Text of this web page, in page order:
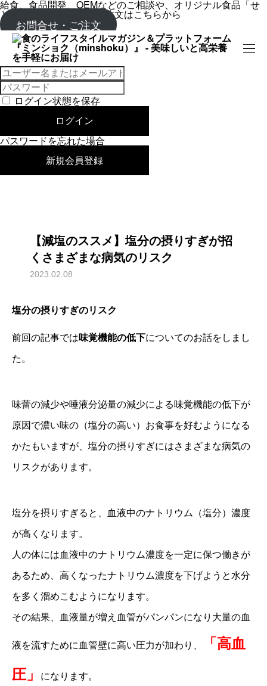
給食、食品開発、OEMなどのご相談や、オリジナル食品「せ
といろ」のお問合せ、ご注文はこちらから
お問合せ・ご注文
ログイン状態を保存
ログイン
パスワードを忘れた場合
新規会員登録
Magazine みんなの給食コラム
みんなの給食コラム
【減塩のススメ】塩分の摂りすぎが招
くさまざまな病気のリスク
2023.02.08
塩分の摂りすぎのリスク
前回の記事では味覚機能の低下についてのお話をしまし
た。
味蕾の減少や唾液分泌量の減少による味覚機能の低下が
原因で濃い味の（塩分の高い）お食事を好むようになる
かたもいますが、塩分の摂りすぎにはさまざまな病気の
リスクがあります。
塩分を摂りすぎると、血液中のナトリウム（塩分）濃度
が高くなります。
人の体には血液中のナトリウム濃度を一定に保つ働きが
あるため、高くなったナトリウム濃度を下げようと水分
を多く溜めこむようになります。
その結果、血液量が増え血管がパンパンになり大量の血
液を流すために血管壁に高い圧力が加わり、
「高血
圧」
になります。